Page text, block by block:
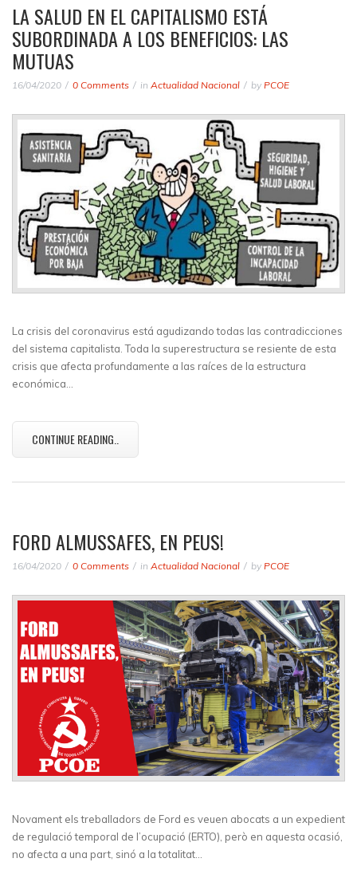
LA SALUD EN EL CAPITALISMO ESTÁ
SUBORDINADA A LOS BENEFICIOS: LAS
MUTUAS
16/04/2020 0 Comments in Actualidad Nacional by PCOE
La crisis del coronavirus está agudizando todas las contradicciones
del sistema capitalista. Toda la superestructura se resiente de esta
crisis que afecta profundamente a las raíces de la estructura
económica…
CONTINUE READING..
FORD ALMUSSAFES, EN PEUS!
16/04/2020 0 Comments in Actualidad Nacional by PCOE
Novament els treballadors de Ford es veuen abocats a un expedient
de regulació temporal de l’ocupació (ERTO), però en aquesta ocasió,
no afecta a una part, sinó a la totalitat…